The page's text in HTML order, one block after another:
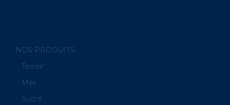
NOS PRODUITS
Terroir
Mer
Sucré